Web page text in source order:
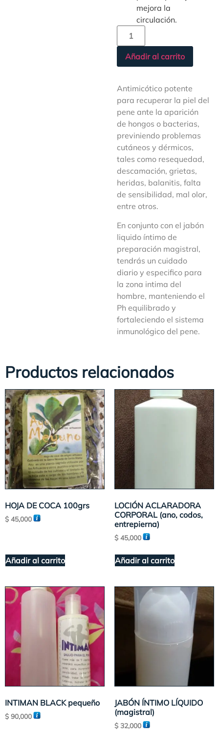
mejora la
circulación.
Añadir al carrito
Antimicótico potente
para recuperar la piel del
pene ante la aparición
de hongos o bacterias,
previniendo problemas
cutáneos y dérmicos,
tales como resequedad,
descamación, grietas,
heridas, balanitis, falta
de sensibilidad, mal olor,
entre otros.
En conjunto con el jabón
liquido íntimo de
preparación magistral,
tendrás un cuidado
diario y especifico para
la zona intima del
hombre, manteniendo el
Ph equilibrado y
fortaleciendo el sistema
inmunológico del pene.
Productos relacionados
HOJA DE COCA 100grs
$ 45,000
Añadir al carrito
LOCIÓN ACLARADORA
CORPORAL (ano, codos,
entrepierna)
$ 45,000
Añadir al carrito
INTIMAN BLACK pequeño
$ 90,000
JABÓN ÍNTIMO LÍQUIDO
(magistral)
$ 32,000